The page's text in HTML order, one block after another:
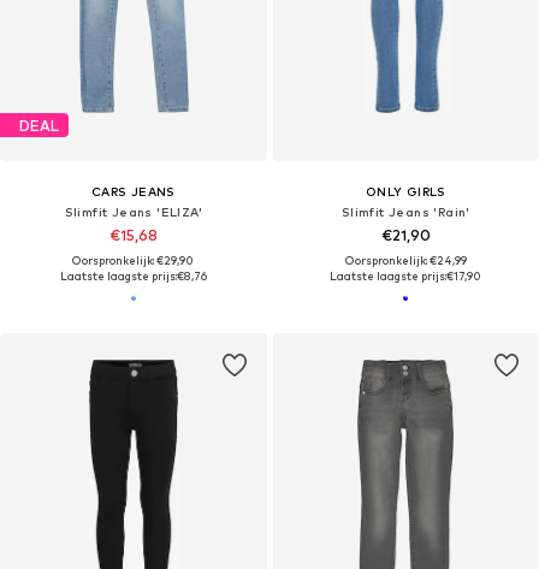
DEAL
CARS JEANS
Slimfit Jeans 'ELIZA'
€15,68
Oorspronkelijk: €29,90
Laatste laagste prijs:€8,76
ONLY GIRLS
Slimfit Jeans 'Rain'
€21,90
Oorspronkelijk: €24,99
Laatste laagste prijs:€17,90